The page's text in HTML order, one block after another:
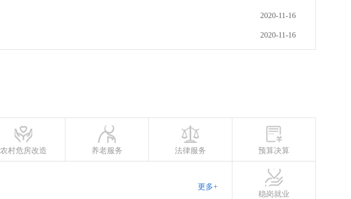
2020-11-16
2020-11-16
农村危房改造 养老服务 法律服务 预算决算
稳岗就业
更多+